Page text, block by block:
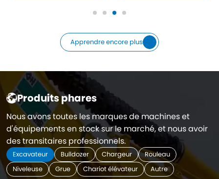
Apprendre encore plus
Produits phares
Nous avons toutes les marques de machines et
d'équipements en stock sur le marché, et nousavoir
des transitaires professionnels.
Excavateur Bulldozer Chargeur
Rouleau
Niveleuse
Grue Chariot élévateur Autre